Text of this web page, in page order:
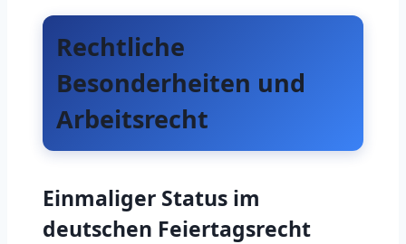
Rechtliche
Besonderheiten und
Arbeitsrecht
Einmaliger Status im
deutschen Feiertagsrecht